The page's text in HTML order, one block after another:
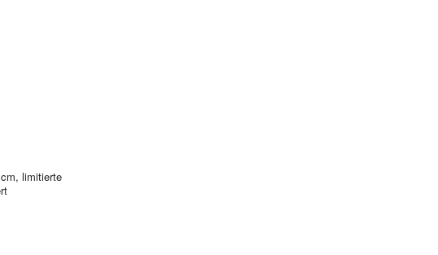
limitierte